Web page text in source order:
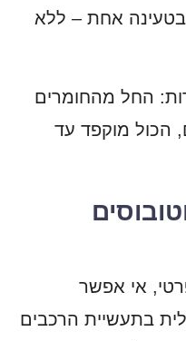
מעל 500 ק"מ בטעינה אחת – ללא
החל מהחומרים
הכול מוקפד עד
אי אפשר
בתעשיית הרכבים